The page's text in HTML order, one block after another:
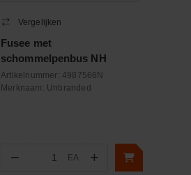
Vergelijken
Fusee met
schommelpenbus NH
Artikelnummer: 4987566N
Merknaam: Unbranded
− Aantal
EA +